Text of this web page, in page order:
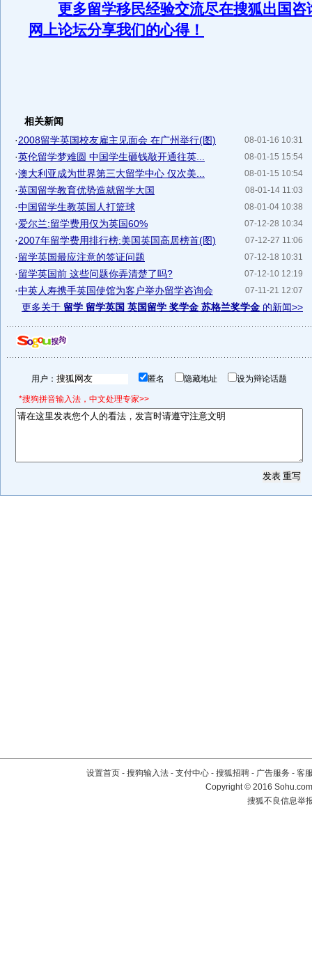
更多留学移民经验交流尽在搜狐出国咨
网上论坛分享我们的心得！
相关新闻
08-01-16 10:31
·2008留学英国校友雇主见面会 在广州举行(图)
08-01-15 15:54
·英伦留学梦难圆 中国学生砸钱敲开通往英...
08-01-15 10:54
·澳大利亚成为世界第三大留学中心 仅次美...
08-01-14 11:03
·英国留学教育优势造就留学大国
08-01-04 10:38
·中国留学生教英国人打篮球
07-12-28 10:34
·爱尔兰:留学费用仅为英国60%
07-12-27 11:06
·2007年留学费用排行榜:美国英国高居榜首(图)
07-12-18 10:31
·留学英国最应注意的签证问题
07-12-10 12:19
·留学英国前 这些问题你弄清楚了吗?
07-11-21 12:07
·中英人寿携手英国使馆为客户举办留学咨询会
更多关于 留学 留学英国 英国留学 奖学金 苏格兰奖学金 的新闻>>
用户： 匿名 隐藏地址 设为辩论话题
*搜狗拼音输入法，中文处理专家>>
设置首页 - 搜狗输入法 - 支付中心 - 搜狐招聘 - 广告服务 - 客
Copyright©2016
搜狐不良信息举